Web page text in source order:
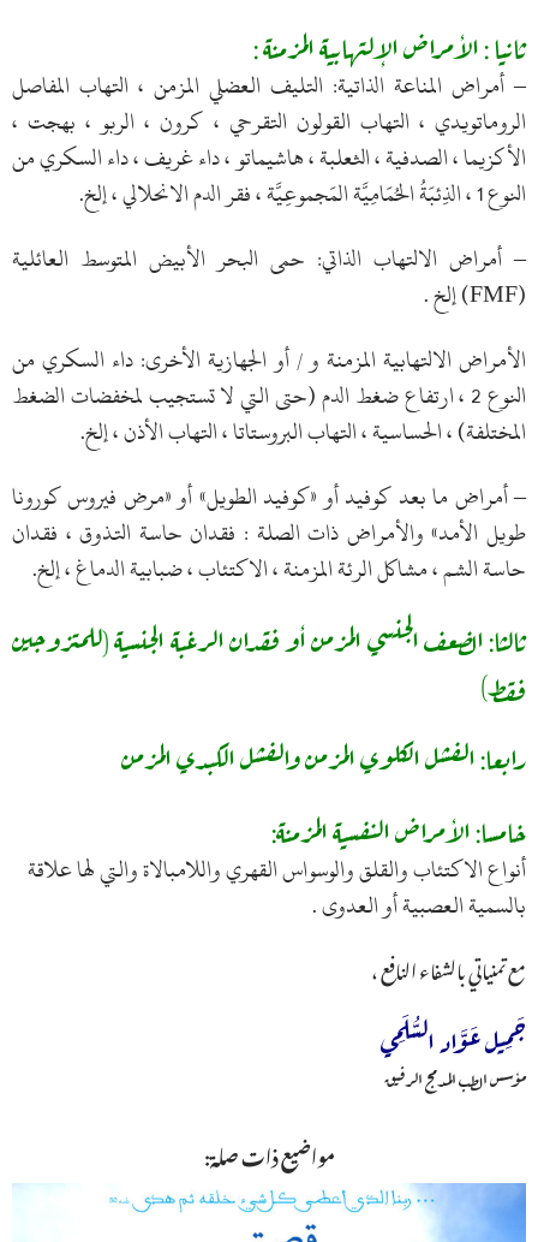
ثانيا : الأمراض الإلتهابية المزمنة :
– أمراض المناعة الذاتية: التليف العضلي المزمن ، التهاب المفاصل
الروماتويدي ، التهاب القولون التقرحي ، كرون ، الربو ، بهجت ،
الأكزيما ، الصدفية ، الثعلبة ، هاشيماتو ، داء غريف ، داء السكري من
النوع 1 ، الذِئبَةُ الحُمَامِيَّة المَجموعِيَّة ، فقر الدم الانحلالي ، إلخ.
– أمراض الالتهاب الذاتي: حمى البحر الأبيض المتوسط العائلية
(FMF) إلخ .
الأمراض الالتهابية المزمنة و / أو الجهازية الأخرى: داء السكري من
النوع 2 ، ارتفاع ضغط الدم (حتى التي لا تستجيب لمخفضات الضغط
المختلفة) ، الحساسية ، التهاب البروستاتا ، التهاب الأذن ، إلخ.
– أمراض ما بعد كوفيد أو «كوفيد الطويل» أو «مرض فيروس كورونا
طويل الأمد» والأمراض ذات الصلة : فقدان حاسة التذوق ، فقدان
حاسة الشم ، مشاكل الرئة المزمنة ، الاكتئاب ، ضبابية الدماغ ، إلخ.
ثالثا: الضعف الجنسي المزمن أو فقدان الرغبة الجنسية (للمتزوجين
فقط)
رابعا: الفشل الكلوي المزمن والفشل الكبدي المزمن
خامسا: الأمراض النفسية المزمنة:
أنواع الاكتئاب والقلق والوسواس القهري واللامبالاة والتي لها علاقة
بالسمية العصبية أو العدوى .
مع تمنياتي بالشفاء النافع ،
جَمِيل عَوَّاد السُّلَمِي
مؤسس الطب المدمج الرفيق
مواضيع ذات صلة: